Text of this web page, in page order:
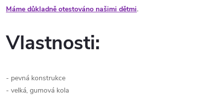
Máme důkladně otestováno našimi dětmi.
Vlastnosti:
- pevná konstrukce
- velká, gumová kola